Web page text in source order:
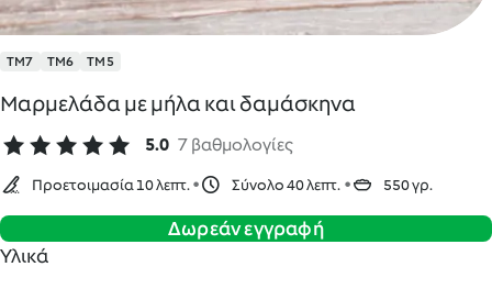
TM7 TM6 TM5
Μαρμελάδα με μήλα και δαμάσκηνα
5.0 7 βαθμολογίες
Προετοιμασία 10 λεπτ. Σύνολο 40 λεπτ. 550 γρ.
Δωρεάν εγγραφή
Υλικά